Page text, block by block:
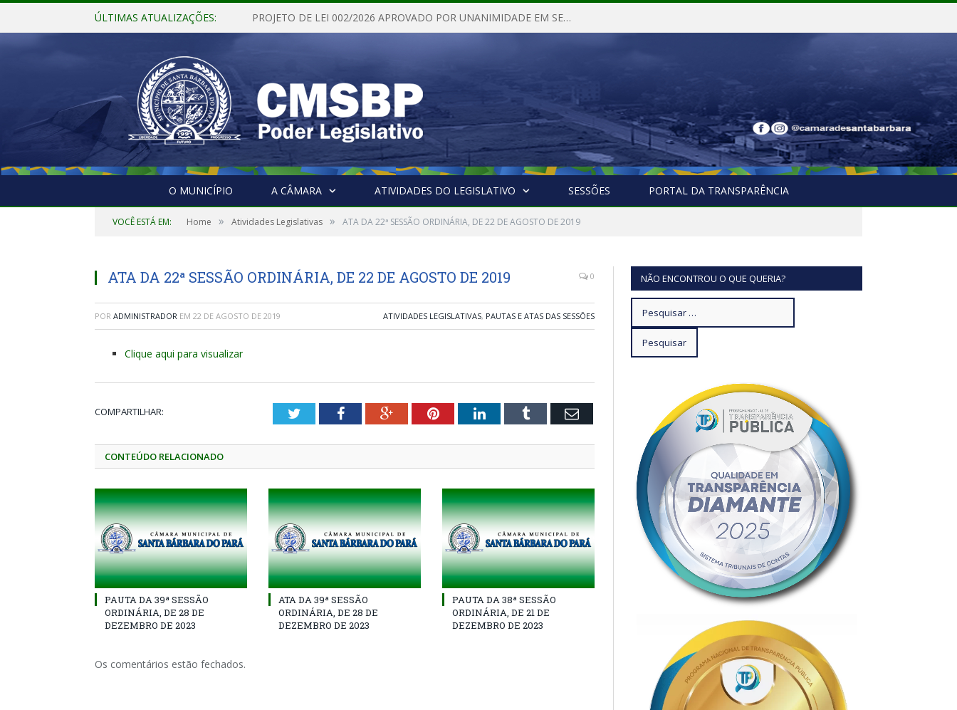
ÚLTIMAS ATUALIZAÇÕES: PROJETO DE LEI 002/2026 APROVADO POR UNANIMIDADE EM SESSÃO ORDINÁRIA NESTA QUINTA – FEIRA 28 DE MAIO DE 2026
O MUNICÍPIO A CÂMARA ATIVIDADES DO LEGISLATIVO SESSÕES PORTAL DA TRANSPARÊNCIA
VOCÊ ESTÁ EM: Home » Atividades Legislativas » ATA DA 22ª SESSÃO ORDINÁRIA, DE 22 DE AGOSTO DE 2019
ATA DA 22ª SESSÃO ORDINÁRIA, DE 22 DE AGOSTO DE 2019 0
POR ADMINISTRADOR EM 22 DE AGOSTO DE 2019 ATIVIDADES LEGISLATIVAS, PAUTAS E ATAS DAS SESSÕES
Clique aqui para visualizar
COMPARTILHAR: TwitterFacebookGoogle+PinterestLinkedInTumblr Email
CONTEÚDO RELACIONADO
PAUTA DA 39ª SESSÃO
ORDINÁRIA, DE 28 DE
DEZEMBRO DE 2023
ATA DA 39ª SESSÃO
ORDINÁRIA, DE 28 DE
DEZEMBRO DE 2023
PAUTA DA 38ª SESSÃO
ORDINÁRIA, DE 21 DE
DEZEMBRO DE 2023
Os comentários estão fechados.
NÃO ENCONTROU O QUE QUERIA?